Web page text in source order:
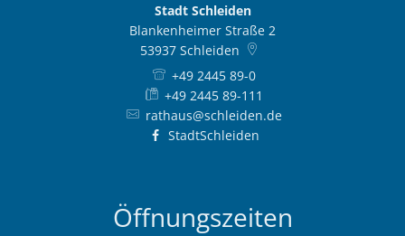
Stadt Schleiden
Blankenheimer Straße 2
53937 Schleiden
+49 2445 89-0
+49 2445 89-111
rathaus@schleiden.de
StadtSchleiden
Öffnungszeiten